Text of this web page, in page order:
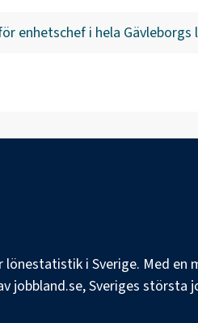
enhetschef i hela Gävleborgs
i Sverige. Med
jobbland.se, Sveriges